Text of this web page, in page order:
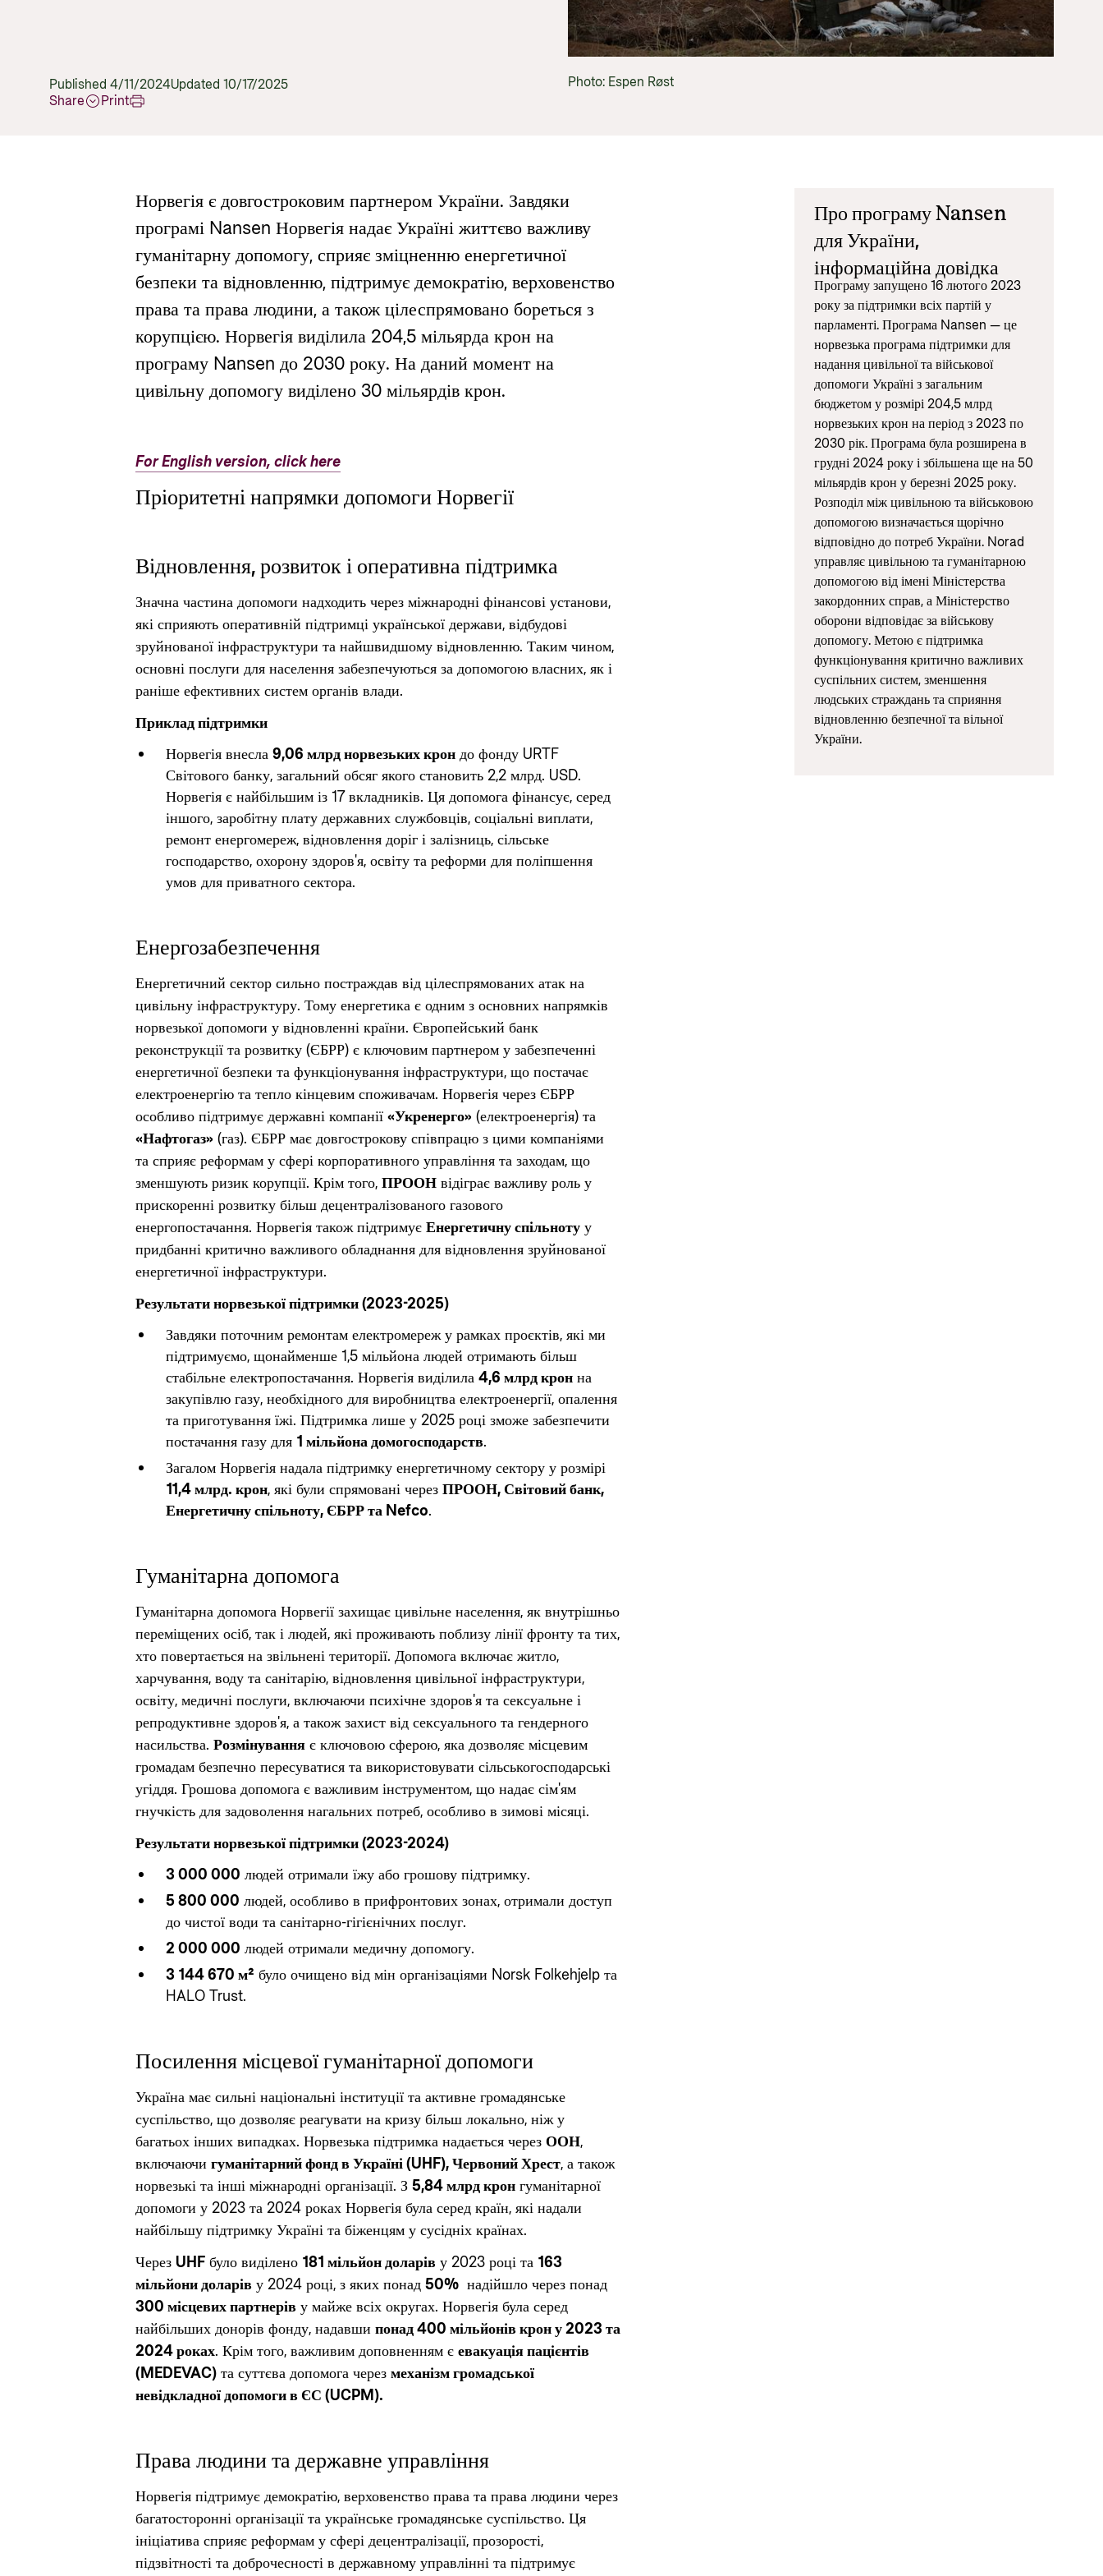
Health
Calls for proposals and allocations
Central documents and links
Partner distribution
Published 4/11/2024Updated 10/17/2025
Share
Print
Photo: Espen Røst
Норвегія є довгостроковим партнером України. Завдяки
програмі Nansen Норвегія надає Україні життєво важливу
гуманітарну допомогу, сприяє зміцненню енергетичної
безпеки та відновленню, підтримує демократію, верховенство
права та права людини, а також цілеспрямовано бореться з
корупцією. Норвегія виділила 204,5 мільярда крон на
програму Nansen до 2030 року. На даний момент на
цивільну допомогу виділено 30 мільярдів крон.
For English version, click here
Пріоритетні напрямки допомоги Норвегії
Відновлення, розвиток і оперативна підтримка
Значна частина допомоги надходить через міжнародні фінансові установи,
які сприяють оперативній підтримці української держави, відбудові
зруйнованої інфраструктури та найшвидшому відновленню. Таким чином,
основні послуги для населення забезпечуються за допомогою власних, як і
раніше ефективних систем органів влади.
Приклад підтримки
Норвегія внесла 9,06 млрд норвезьких крондо фонду URTF
Світового банку, загальний обсяг якого становить 2,2 млрд. USD.
Норвегія є найбільшим із 17 вкладників. Ця допомога фінансує, серед
іншого, заробітну плату державних службовців, соціальні виплати,
ремонт енергомереж, відновлення доріг і залізниць, сільське
господарство, охорону здоров'я, освіту та реформи для поліпшення
умов для приватного сектора.
Енергозабезпечення
Енергетичний сектор сильно постраждав від цілеспрямованих атак на
цивільну інфраструктуру. Тому енергетика є одним з основних напрямків
норвезької допомоги у відновленні країни. Європейський банк
реконструкції та розвитку (ЄБРР) є ключовим партнером у забезпеченні
енергетичної безпеки та функціонування інфраструктури, що постачає
електроенергію та тепло кінцевим споживачам. Норвегія через ЄБРР
особливо підтримує державні компанії«Укренерго» (електроенергія) та
«Нафтогаз» (газ). ЄБРР має довгострокову співпрацю з цими компаніями
та сприяє реформам у сфері корпоративного управління та заходам, що
зменшують ризик корупції. Крім того,ПРООН відіграє важливу роль у
прискоренні розвитку більш децентралізованого газового
енергопостачання. Норвегія також підтримуєЕнергетичну спільноту у
придбанні критично важливого обладнання для відновлення зруйнованої
енергетичної інфраструктури.
Результати норвезької підтримки (2023-2025)
Завдяки поточним ремонтам електромереж у рамках проєктів, які ми
підтримуємо, щонайменше 1,5 мільйона людей отримають більш
стабільне електропостачання. Норвегія виділила 4,6 млрд кронна
закупівлю газу, необхідного для виробництва електроенергії, опалення
та приготування їжі. Підтримка лише у 2025 році зможе забезпечити
постачання газу для 1 мільйона домогосподарств.
Загалом Норвегія надала підтримку енергетичному сектору у розмірі
11,4 млрд. крон, які були спрямовані через ПРООН, Світовий банк,
Енергетичну спільноту, ЄБРР та Nefco.
Гуманітарна допомога
Гуманітарна допомога Норвегії захищає цивільне населення, як внутрішньо
переміщених осіб, так і людей, які проживають поблизу лінії фронту та тих,
хто повертається на звільнені території. Допомога включає житло,
харчування, воду та санітарію, відновлення цивільної інфраструктури,
освіту, медичні послуги, включаючи психічне здоров'я та сексуальне і
репродуктивне здоров'я, а також захист від сексуального та гендерного
насильства.Розмінування є ключовою сферою, яка дозволяє місцевим
громадам безпечно пересуватися та використовувати сільськогосподарські
угіддя. Грошова допомога є важливим інструментом, що надає сім'ям
гнучкість для задоволення нагальних потреб, особливо в зимові місяці.
Результати норвезької підтримки (2023-2024)
3 000 000 людей отримали їжу або грошову підтримку.
5 800 000 людей, особливо в прифронтових зонах, отримали доступ
до чистої води та санітарно-гігієнічних послуг.
2 000 000 людей отримали медичну допомогу.
3 144 670 м² було очищено від мін організаціями Norsk Folkehjelp та
HALO Trust.
Посилення місцевої гуманітарної допомоги
Україна має сильні національні інституції та активне громадянське
суспільство, що дозволяє реагувати на кризу більш локально, ніж у
багатьох інших випадках. Норвезька підтримка надається черезООН,
включаючигуманітарний фонд в Україні (UHF), Червоний Хрест, а також
норвезькі та інші міжнародні організації. З5,84 млрд крон гуманітарної
допомоги у 2023 та 2024 роках Норвегія була серед країн, які надали
найбільшу підтримку Україні та біженцям у сусідніх країнах.
ЧерезUHF було виділено 181 мільйон доларів у 2023 році та 163
мільйони доларів у 2024 році, з яких понад50% надійшло через понад
300 місцевих партнерів у майже всіх округах. Норвегія була серед
найбільших донорів фонду, надавшипонад 400 мільйонів крон у 2023 та
2024 роках. Крім того, важливим доповненням єевакуація пацієнтів
(MEDEVAC) та суттєва допомога черезмеханізм громадської
невідкладної допомоги в ЄС (UCPM).
Права людини та державне управління
Норвегія підтримує демократію, верховенство права та права людини через
багатосторонні організації та українське громадянське суспільство. Ця
ініціатива сприяє реформам у сфері децентралізації, прозорості,
підзвітності та доброчесності в державному управлінні та підтримує
Про програму Nansen
для України,
інформаційна довідка
Програму запущено 16 лютого 2023
року за підтримки всіх партій у
парламенті. Програма Nansen — це
норвезька програма підтримки для
надання цивільної та військової
допомоги Україні з загальним
бюджетом у розмірі 204,5 млрд
норвезьких крон на період з 2023 по
2030 рік. Програма була розширена в
грудні 2024 року і збільшена ще на 50
мільярдів крон у березні 2025 року.
Розподіл між цивільною та військовою
допомогою визначається щорічно
відповідно до потреб України. Norad
управляє цивільною та гуманітарною
допомогою від імені Міністерства
закордонних справ, а Міністерство
оборони відповідає за військову
допомогу. Метою є підтримка
функціонування критично важливих
суспільних систем, зменшення
людських страждань та сприяння
відновленню безпечної та вільної
України.